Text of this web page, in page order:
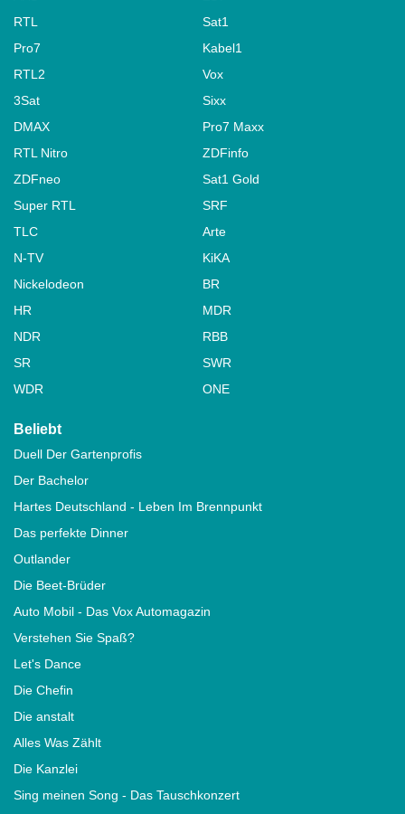
RTL
Sat1
Pro7
Kabel1
RTL2
Vox
3Sat
Sixx
DMAX
Pro7 Maxx
RTL Nitro
ZDFinfo
ZDFneo
Sat1 Gold
Super RTL
SRF
TLC
Arte
N-TV
KiKA
Nickelodeon
BR
HR
MDR
NDR
RBB
SR
SWR
WDR
ONE
Beliebt
Duell Der Gartenprofis
Der Bachelor
Hartes Deutschland - Leben Im Brennpunkt
Das perfekte Dinner
Outlander
Die Beet-Brüder
Auto Mobil - Das Vox Automagazin
Verstehen Sie Spaß?
Let's Dance
Die Chefin
Die anstalt
Alles Was Zählt
Die Kanzlei
Sing meinen Song - Das Tauschkonzert